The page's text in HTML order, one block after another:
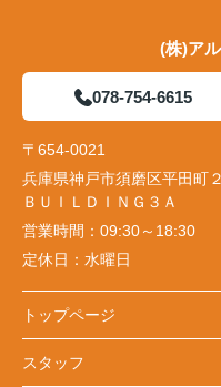
(株)ア
078-754-6615
〒654-0021
兵庫県神戸市須磨区平田町
ＢＵＩＬＤＩＮＧ３Ａ
営業時間： 09:30～18:30
定休日： 水曜日
トップページ
スタッフ